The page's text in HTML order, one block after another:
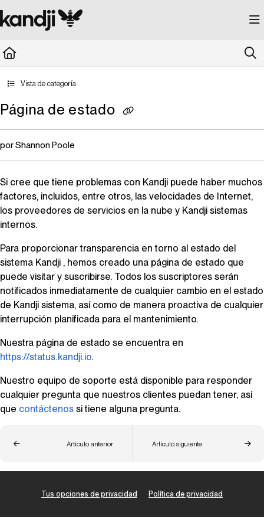
Documentation Index
Fetch the complete documentation index at: https://kandji.document360.io/
Vista de categoría
Página de estado
por Shannon Poole
Si cree que tiene problemas con Kandji puede haber muchos
factores, incluidos, entre otros, las velocidades de Internet,
los proveedores de servicios en la nube y Kandji sistemas
internos.
Para proporcionar transparencia en torno al estado del
sistema Kandji , hemos creado una página de estado que
puede visitar y suscribirse. Todos los suscriptores serán
notificados inmediatamente de cualquier cambio en el estado
de Kandji sistema, así como de manera proactiva de cualquier
interrupción planificada para el mantenimiento.
Nuestra página de estado se encuentra en
https://status.kandji.io.
Nuestro equipo de soporte está disponible para responder
cualquier pregunta que nuestros clientes puedan tener, así
que contáctenos si tiene alguna pregunta.
Artículo anterior Artículo siguiente
Tus opciones de privacidad Política de privacidad